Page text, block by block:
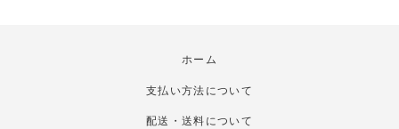
ホーム
支払い方法について
配送・送料について